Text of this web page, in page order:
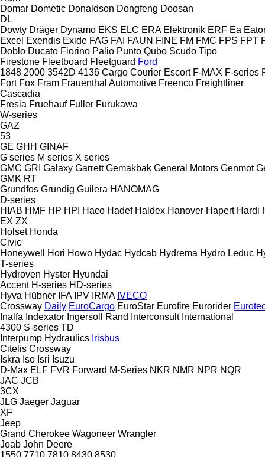
Domar Dometic Donaldson Dongfeng Doosan
DL
Dowty Dräger Dynamo EKS ELC ERA Elektronik ERF Ea
Excel Exendis Exide FAG FAI FAUN FINE FM FMC FPS FPT
Doblo Ducato Fiorino Palio Punto Qubo Scudo Tipo
Firestone Fleetboard Fleetguard Ford
1848 2000 3542D 4136 Cargo Courier Escort F-MAX F-series
Fort Fox Fram Frauenthal Automotive Freenco Freightliner
Cascadia
Fresia Fruehauf Fuller Furukawa
W-series
GAZ
53
GE GHH GINAF
G series M series X series
GMC GRI Galaxy Garrett Gemakbak General Motors Genmot
GMK RT
Grundfos Grundig Guilera HANOMAG
D-series
HIAB HMF HP HPI Haco Hadef Haldex Hanover Hapert Hardi
EX ZX
Holset Honda
Civic
Honeywell
Hori Howo Hydac Hydcab Hydrema Hydro Leduc
T-series
Hydroven Hyster Hyundai
Accent H-series HD-series
Hyva Hübner IFA IPV IRMA IVECO
Crossway Daily EuroCargo EuroStar Eurofire Eurorider
Inalfa Indexator Ingersoll Rand Interconsult International
4300 S-series TD
Interpump Hydraulics Irisbus
Citelis Crossway
Iskra Iso Isri Isuzu
D-Max ELF FVR Forward M-Series NKR NMR NPR NQR
JAC JCB
3CX
JLG Jaeger Jaguar
XF
Jeep
Grand Cherokee Wagoneer Wrangler
Joab John Deere
1550 7710 7810 8430 8530